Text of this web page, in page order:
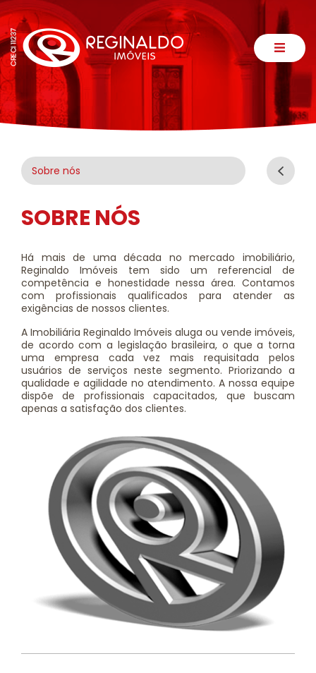
Sobre nós
SOBRE NÓS
Há mais de uma década no mercado imobiliário,
Reginaldo Imóveis tem sido um referencial de
competência e honestidade nessa área. Contamos
com profissionais qualificados para atender as
exigências de nossos clientes.
A Imobiliária Reginaldo Imóveis aluga ou vende imóveis,
de acordo com a legislação brasileira, o que a torna
uma empresa cada vez mais requisitada pelos
usuários de serviços neste segmento. Priorizando a
qualidade e agilidade no atendimento. A nossa equipe
dispõe de profissionais capacitados, que buscam
apenas a satisfação dos clientes.